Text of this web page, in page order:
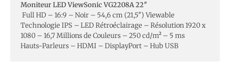
Moniteur LED ViewSonic VG2208A 22″
Full HD – 16:9 – Noir – 54,6 cm (21,5″) Viewable
Technologie IPS – LED Rétroéclairage – Résolution 1920 x
1080 – 16,7 Millions de Couleurs – 250 cd/m² – 5 ms
Hauts-Parleurs – HDMI – DisplayPort – Hub USB